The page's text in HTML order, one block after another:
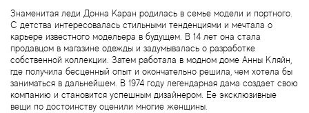
Знаменитая леди Донна Каран родилась в семье модели и портного.
С детства интересовалась стильными тенденциями и мечтала о
карьере известного модельера в будущем. В 14 лет она стала
продавцом в магазине одежды и задумывалась о разработке
собственной коллекции. Затем работала в модном доме Анны Кляйн,
где получила бесценный опыт и окончательно решила, чем хотела бы
заниматься в дальнейшем. В 1974 году легендарная дама создает свою
компанию и становится успешным дизайнером. Ее эксклюзивные
вещи по достоинству оценили многие женщины.
Bond No.9
Bottega Profumiera
Bottega Veneta